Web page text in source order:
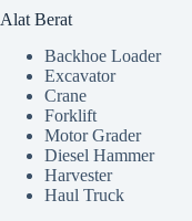
Alat Berat
Backhoe Loader
Excavator
Crane
Forklift
Motor Grader
Diesel Hammer
Harvester
Haul Truck